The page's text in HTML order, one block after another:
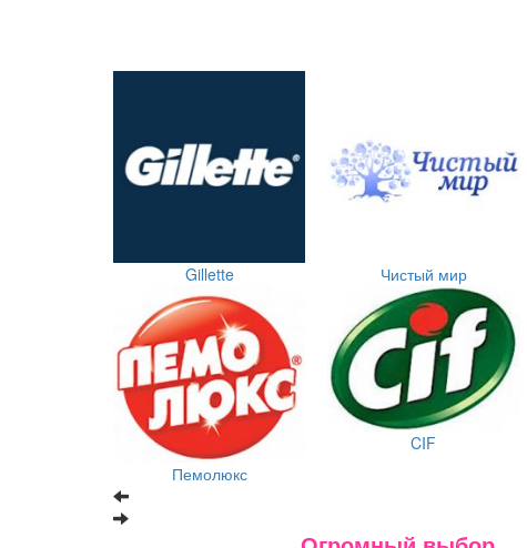
Gillette Чистый мир
Пемолюкс
CIF